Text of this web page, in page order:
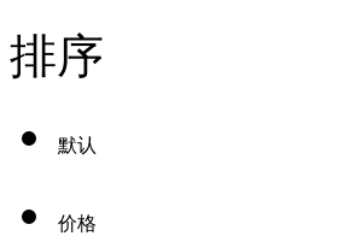
排序
默认
价格